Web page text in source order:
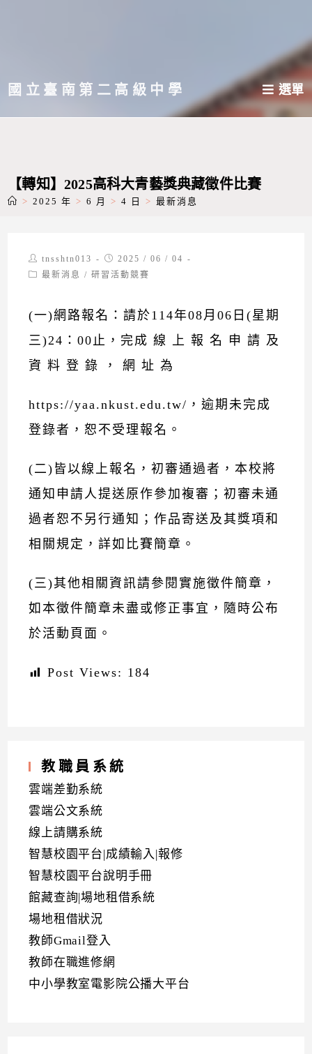
主國立臺南第二高級中學 選單
【轉知】2025高科大青藝獎典藏徵件比賽
> 2025 年 > 6 月 > 4 日 > 最新消息
Post
author:
tnsshtn013
Post
published:
2025 / 06 / 04
Post最新消息 / 研習活動競賽
(一)網路報名：請於114年08月06日(星期
三)24：00止，完成 線 上 報 名 申 請 及
資 料 登 錄 ， 網 址 為
https://yaa.nkust.edu.tw/，逾期未完成
登錄者，恕不受理報名。
(二)皆以線上報名，初審通過者，本校將
通知申請人提送原作參加複審；初審未通
過者恕不另行通知；作品寄送及其獎項和
相關規定，詳如比賽簡章。
(三)其他相關資訊請參閱實施徵件簡章，
如本徵件簡章未盡或修正事宜，隨時公布
於活動頁面。
Post Views: 184
教職員系統
雲端差勤系統
雲端公文系統
線上請購系統
智慧校園平台|成績輸入|報修
智慧校園平台說明手冊
館藏查詢|場地租借系統
場地租借狀況
教師Gmail登入
教師在職進修網
中小學教室電影院公播大平台